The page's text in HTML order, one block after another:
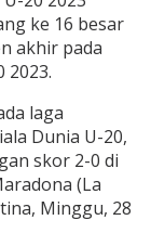
ke 16 besar
akhir pada
2023.
laga
Dunia U-20,
skor 2-0 di
(La
Minggu, 28